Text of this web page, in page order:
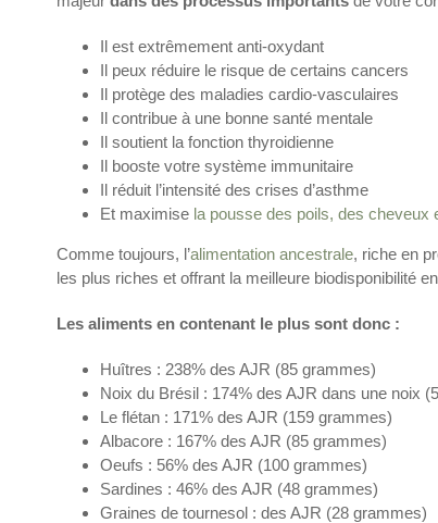
Il est extrêmement anti-oxydant
Il peux réduire le risque de certains cancers
Il protège des maladies cardio-vasculaires
Il contribue à une bonne santé mentale
Il soutient la fonction thyroidienne
Il booste votre système immunitaire
Il réduit l’intensité des crises d’asthme
Et maximise la pousse des poils, des cheveux
Comme toujours, l’alimentation ancestrale, riche en
les plus riches et offrant la meilleure biodisponibilité
Les aliments en contenant le plus sont donc :
Huîtres : 238% des AJR (85 grammes)
Noix du Brésil : 174% des AJR dans une noix
Le flétan : 171% des AJR (159 grammes)
Albacore : 167% des AJR (85 grammes)
Oeufs : 56% des AJR (100 grammes)
Sardines : 46% des AJR (48 grammes)
Graines de tournesol : des AJR (28 grammes)